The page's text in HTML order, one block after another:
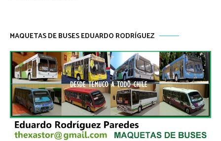
MAQUETAS DE BUSES EDUARDO RODRÍGUEZ